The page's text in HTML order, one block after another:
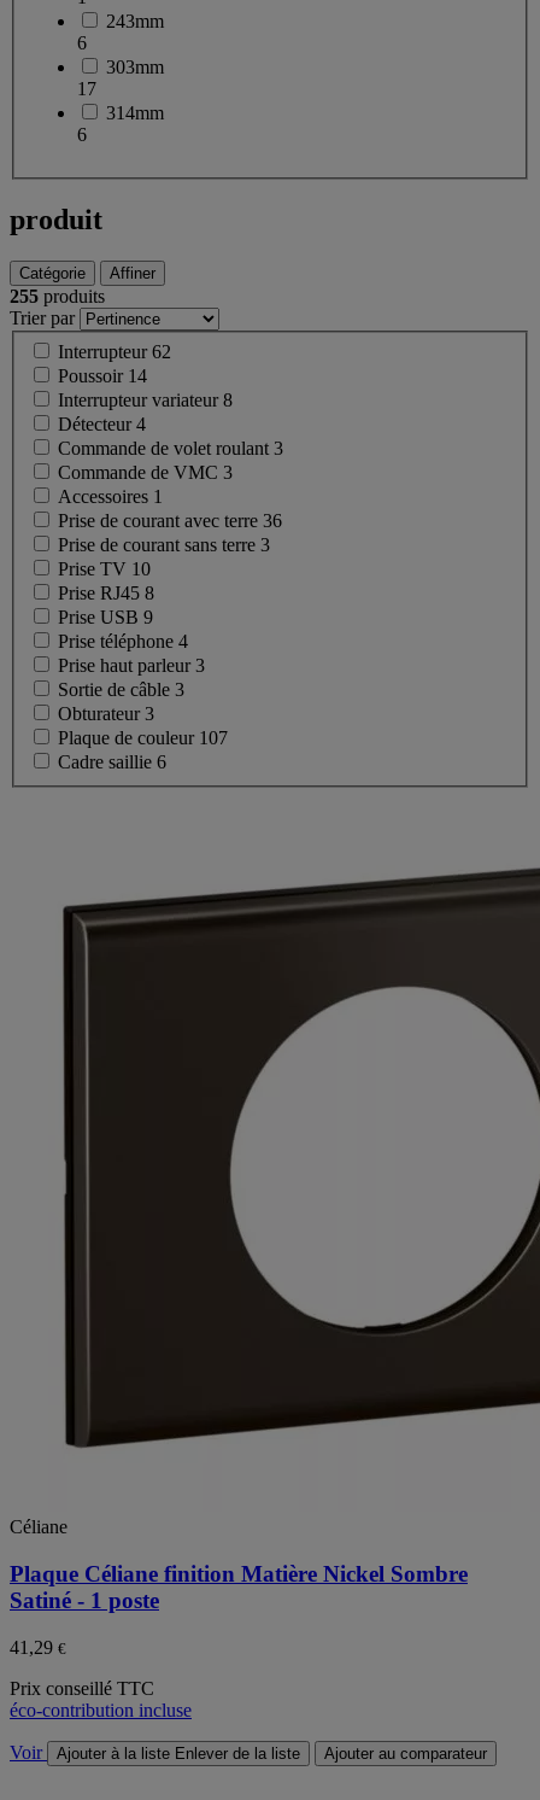
243mm
6
303mm
17
314mm
6
produit
Catégorie Affiner
255 produits
Trier par
Interrupteur62
Poussoir 14
Interrupteur variateur8
Détecteur4
Commande de volet roulant3
Commande de VMC 3
Accessoires 1
Prise de courant avec terre 36
Prise de courant sans terre 3
Prise TV 10
Prise RJ45 8
Prise USB 9
Prise téléphone 4
Prise haut parleur3
Sortie de câble 3
Obturateur3
Plaque de couleur 107
Cadre saillie 6
Céliane
Plaque Céliane finition Matière Nickel Sombre
Satiné - 1 poste
41,29 €
Prix conseillé TTC
éco-contribution incluse
Voir Ajouter à la liste Enlever de la liste Ajouter au comparateur